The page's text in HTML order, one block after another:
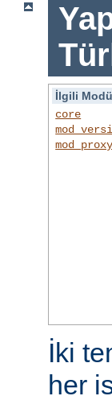
İlgili
core
mod_proxy
İki
her